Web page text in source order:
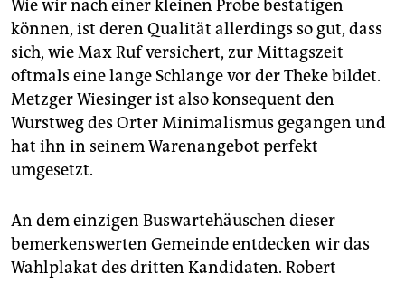
Wie wir nach einer kleinen Probe bestätigen
können, ist deren Qualität allerdings so gut, dass
sich, wie Max Ruf versichert, zur Mittagszeit
oftmals eine lange Schlange vor der Theke bildet.
Metzger Wiesinger ist also konsequent den
Wurstweg des Orter Minimalismus gegangen und
hat ihn in seinem Warenangebot perfekt
umgesetzt.
An dem einzigen Buswartehäuschen dieser
bemerkenswerten Gemeinde entdecken wir das
Wahlplakat des dritten Kandidaten. Robert